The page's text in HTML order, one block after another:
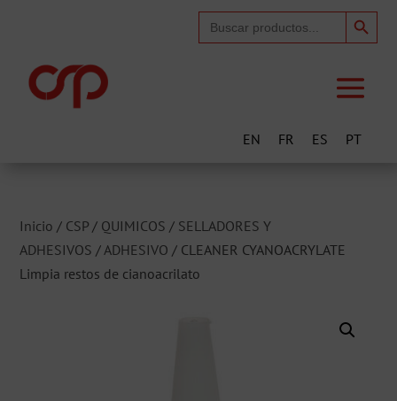
Search
for:
Search Button
EN FR ES PT
Inicio / CSP / QUIMICOS / SELLADORES Y
ADHESIVOS / ADHESIVO / CLEANER CYANOACRYLATE
Limpia restos de cianoacrilato